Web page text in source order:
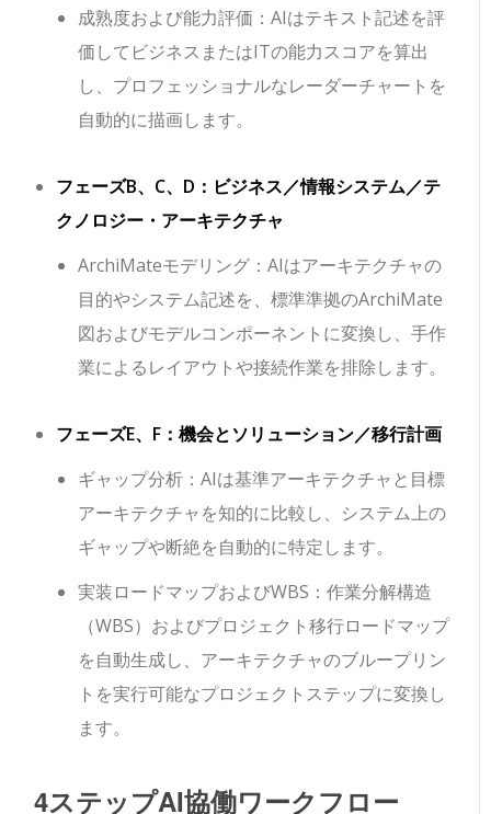
成熟度および能力評価：AIはテキスト記述を評
価してビジネスまたはITの能力スコアを算出
し、プロフェッショナルなレーダーチャートを
自動的に描画します。
フェーズB、C、D：ビジネス／情報システム／テ
クノロジー・アーキテクチャ
ArchiMateモデリング：AIはアーキテクチャの
目的やシステム記述を、標準準拠のArchiMate
図およびモデルコンポーネントに変換し、手作
業によるレイアウトや接続作業を排除します。
フェーズE、F：機会とソリューション／移行計画
ギャップ分析：AIは基準アーキテクチャと目標
アーキテクチャを知的に比較し、システム上の
ギャップや断絶を自動的に特定します。
実装ロードマップおよびWBS：作業分解構造
（WBS）およびプロジェクト移行ロードマップ
を自動生成し、アーキテクチャのブループリン
トを実行可能なプロジェクトステップに変換し
ます。
4ステップAI協働ワークフロー